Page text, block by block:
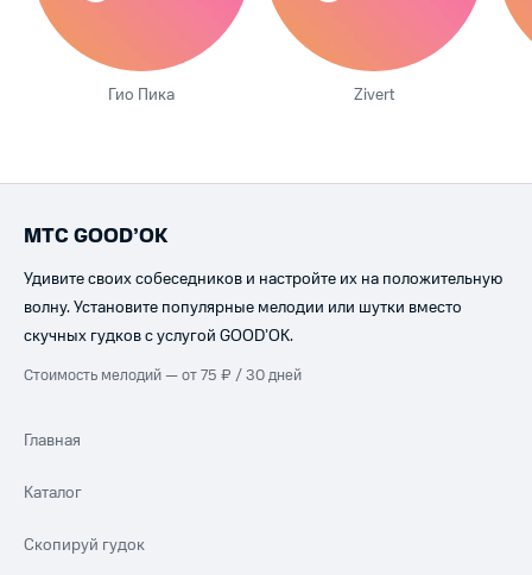
Гио Пика Zivert
МТС GOOD’OK
Удивите своих собеседников и настройте их на положительную
волну. Установите популярные мелодии или шутки вместо
скучных гудков с услугой GOOD’OK.
Стоимость мелодий — от 75 ₽ / 30 дней
Главная
Каталог
Скопируй гудок